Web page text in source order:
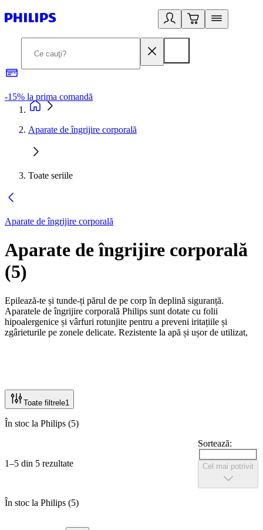
-15% la prima comandă
Aparate de îngrijire corporală
Toate seriile
Aparate de îngrijire corporală
Aparate de îngrijire corporală
(5)
Epilează-te și tunde-ți părul de pe corp în deplină siguranță.
Aparatele de îngrijire corporală Philips sunt dotate cu folii
hipoalergenice și vârfuri rotunjite pentru a preveni iritațiile și
zgârieturile pe zonele delicate. Rezistente la apă și ușor de utilizat,
Toate filtrele1
În stoc la Philips (5)
1–5 din 5 rezultate
Sortează:
Cel mai potrivit
În stoc la Philips (5)